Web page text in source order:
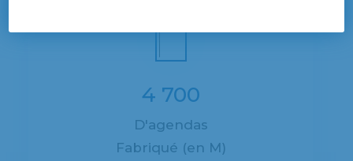
4 700
D'agendas
Fabriqué (en M)